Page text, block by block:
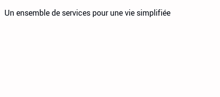
Un ensemble de services pour une vie simplifiée